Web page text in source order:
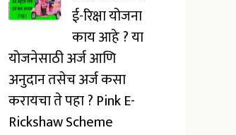
ई-रिक्षा योजना
काय आहे ? या
योजनेसाठी अर्ज आणि
अनुदान तसेच अर्ज कसा
करायचा ते पहा ? Pink E-
Rickshaw Scheme